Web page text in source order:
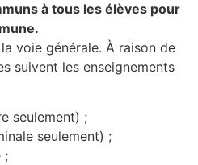
à tous les élèves pour
voie générale. À raison de
suivent les enseignements
seulement) ;
seulement) ;
;